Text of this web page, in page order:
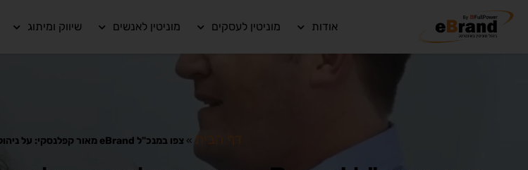
אודות מוניטין לעסקים מוניטין לאנשים שיווק ומיתוג
דף הבית » צפו במנכ"ל eBrand מאור קפלנסקי: על ניהול המוניטין באינטרנט של אייל גולן